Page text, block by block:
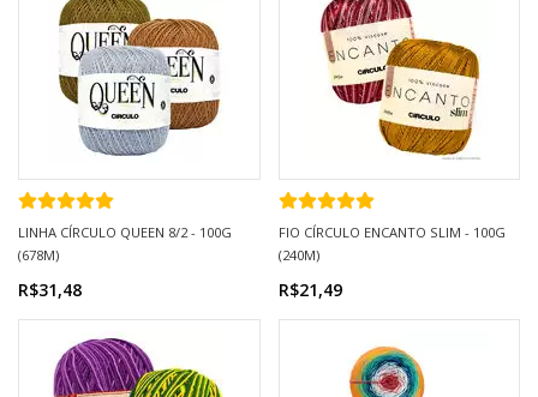
LINHA CÍRCULO QUEEN 8/2 - 100G
(678M)
R$31,48
FIO CÍRCULO ENCANTO SLIM - 100G
(240M)
R$21,49